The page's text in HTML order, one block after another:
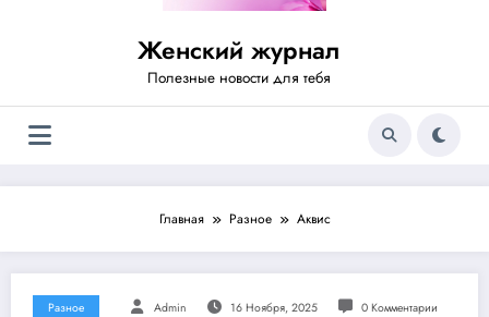
Женский журнал
Полезные новости для тебя
Главная Разное Аквис
Разное Admin 16 Ноября, 2025 0 Комментарии